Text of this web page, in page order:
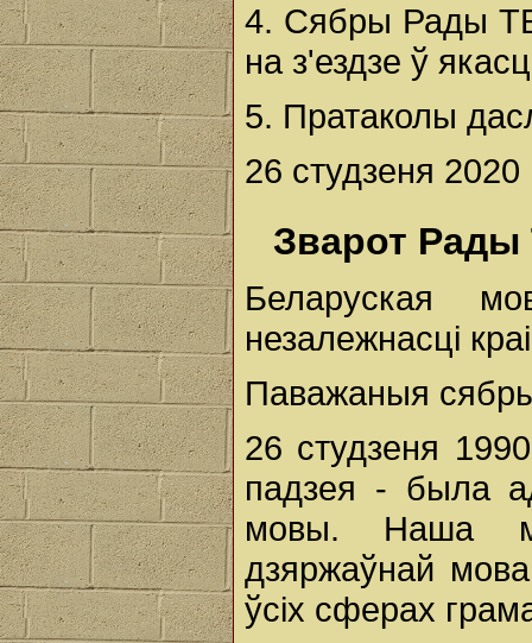
4. Сябры Рады
на з'ездзе ў
5. Пратаколы
26 студзеня 2020
Зварот Рады
Беларуская
незалежнасці
Паважаныя
26 студзеня
падзея - была
мовы. Наша
дзяржаўнай
ўсіх сферах